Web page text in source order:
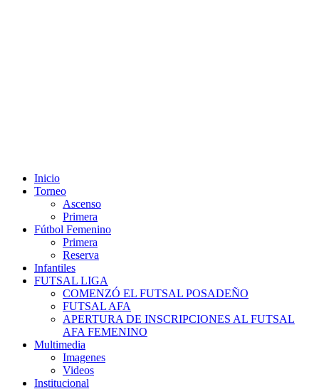
Inicio
Torneo
Ascenso
Primera
Fútbol Femenino
Primera
Reserva
Infantiles
FUTSAL LIGA
COMENZÓ EL FUTSAL POSADEÑO
FUTSAL AFA
APERTURA DE INSCRIPCIONES AL FUTSAL
AFA FEMENINO
Multimedia
Imagenes
Videos
Institucional